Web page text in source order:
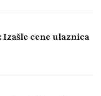
cene ulaznica